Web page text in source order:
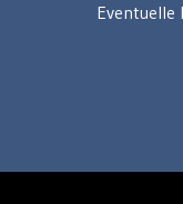
Eventuelle